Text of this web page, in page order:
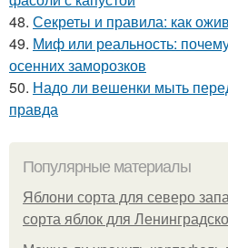
48. Секреты и правила: как
49. Миф или реальность:
осенних заморозков
50. Надо ли вешенки мыть
правда
Популярные материалы
Яблони сорта для северо
сорта яблок для